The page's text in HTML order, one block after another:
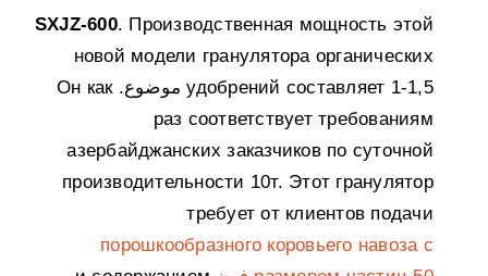
SXJZ-600. Производственная мощность этой
новой модели гранулятора органических
удобрений составляет 1-1,5 موضوع.
Он как
раз соответствует требованиям
азербайджанских заказчиков по суточной
производительности 10т. Этот гранулятор
требует от клиентов подачи
порошкообразного коровьего навоза с